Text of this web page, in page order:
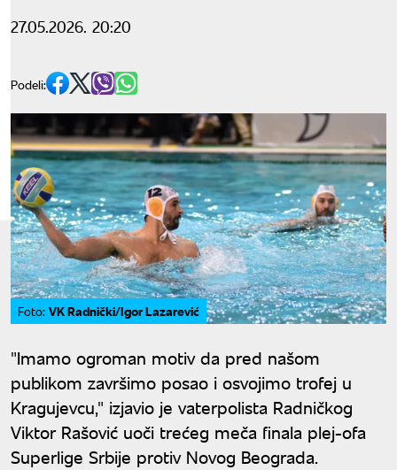
27.05.2026. 20:20
Podeli:
Foto: VK Radnički/Igor Lazarević
"Imamo ogroman motiv da pred našom
publikom završimo posao i osvojimo trofej u
Kragujevcu," izjavio je vaterpolista Radničkog
Viktor Rašović uoči trećeg meča finala plej-ofa
Superlige Srbije protiv Novog Beograda.